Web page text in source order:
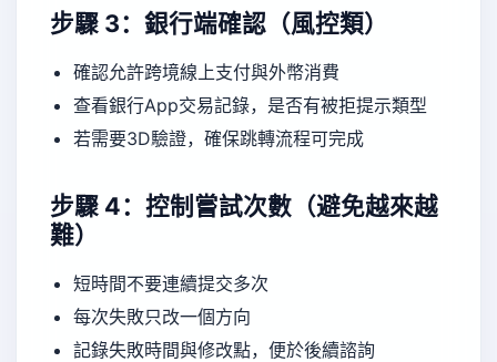
步驟 3：銀行端確認（風控類）
確認允許跨境線上支付與外幣消費
查看銀行App交易記錄，是否有被拒提示類型
若需要3D驗證，確保跳轉流程可完成
步驟 4：控制嘗試次數（避免越來越
難）
短時間不要連續提交多次
每次失敗只改一個方向
記錄失敗時間與修改點，便於後續諮詢